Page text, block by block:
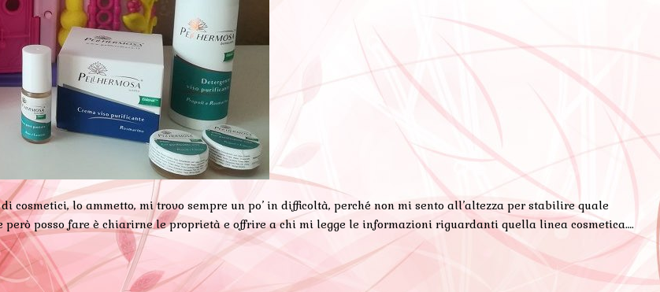
cosmetici, lo ammetto, mi trovo sempre un po’ in difficoltà, perché non mi sento all’altezza per stabilire quale
posso fare è chiarirne le proprietà e offrire a chi mi legge le informazioni riguardanti quella linea cosmetica….